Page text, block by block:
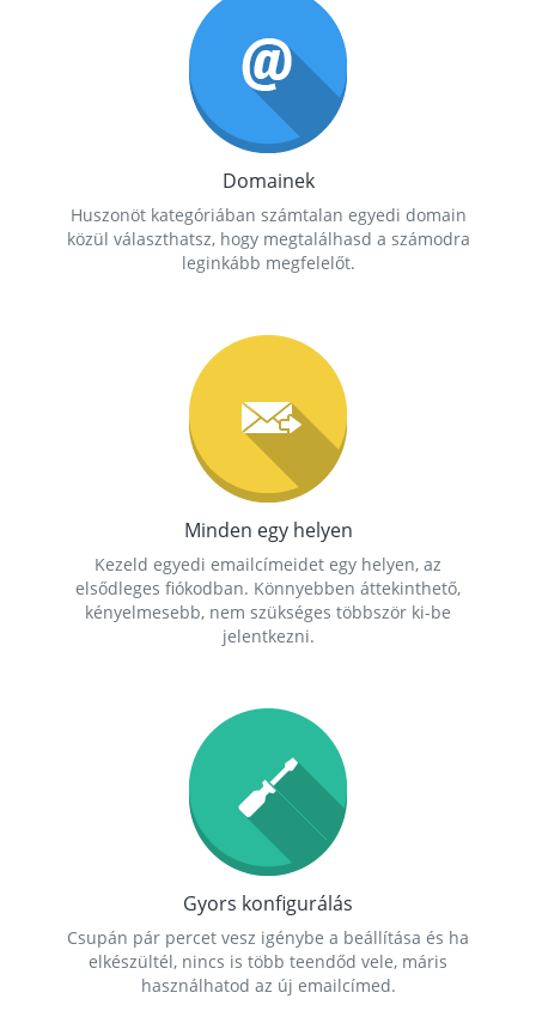
Domainek
Huszonöt kategóriában számtalan egyedi domain
közül választhatsz, hogy megtalálhasd a számodra
leginkább megfelelőt.
Minden egy helyen
Kezeld egyedi emailcímeidet egy helyen, az
elsődleges fiókodban. Könnyebben áttekinthető,
kényelmesebb, nem szükséges többször ki-be
jelentkezni.
Gyors konfigurálás
Csupán pár percet vesz igénybe a beállítása és ha
elkészültél, nincs is több teendőd vele, máris
használhatod az új emailcímed.